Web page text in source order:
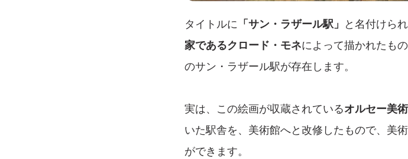
タイトルに 「サン・ラザール駅」 と名付けら
家であるクロード・モネによって描かれたも
のサン・ラザール駅が存在します。
実は、この絵画が収蔵されているオルセー美
いた駅舎を、美術館へと改修したもので、美
ができます。